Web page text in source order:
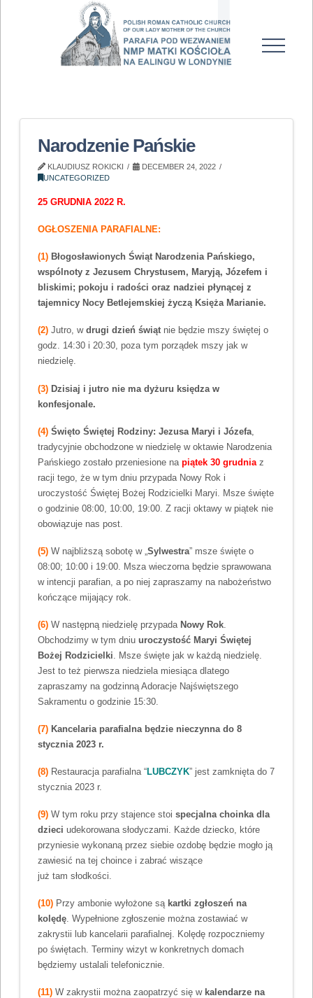
Narodzenie Pańskie
KLAUDIUSZ ROKICKI
DECEMBER 24, 2022
UNCATEGORIZED
25 GRUDNIA 2022 R.
OGŁOSZENIA PARAFIALNE:
(1) Błogosławionych Świąt Narodzenia Pańskiego,
wspólnoty z Jezusem Chrystusem, Maryją, Józefem i
bliskimi; pokoju i radości oraz nadziei płynącej z
tajemnicy Nocy Betlejemskiej życzą Księża Marianie.
(2) Jutro, w drugi dzień świątnie będzie mszy świętej o
godz. 14:30 i 20:30, poza tym porządek mszy jak w
niedzielę.
(3)Dzisiaj i jutro nie ma dyżuru księdza w
konfesjonale.
(4)Święto Świętej Rodziny: Jezusa Maryi i Józefa,
tradycyjnie obchodzone w niedzielę w oktawie Narodzenia
Pańskiego zostało przeniesione na piątek 30 grudniaz
racji tego, że w tym dniu przypada Nowy Rok i
uroczystość Świętej Bożej Rodzicielki Maryi. Msze święte
o godzinie 08:00, 10:00, 19:00. Z racji oktawy w piątek nie
obowiązuje nas post.
(5) W najbliższą sobotę w „ Sylwestra” msze święte o
08:00; 10:00 i 19:00. Msza wieczorna będzie sprawowana
w intencji parafian, a po niej zapraszamy na nabożeństwo
kończące mijający rok.
(6) W następną niedzielę przypada Nowy Rok.
Obchodzimy w tym dniu uroczystość Maryi Świętej
Bożej Rodzicielki . Msze święte jak w każdą niedzielę.
Jest to też pierwsza niedziela miesiąca dlatego
zapraszamy na godzinną Adoracje Najświętszego
Sakramentu o godzinie 15:30.
(7)Kancelaria parafialna będzie nieczynna do 8
stycznia 2023 r.
(8) Restauracja parafialna “LUBCZYK” jest zamknięta do 7
stycznia 2023 r.
(9)W tym roku przy stajence stoi specjalna choinka dla
dzieci udekorowana słodyczami. Każde dziecko, które
przyniesie wykonaną przez siebie ozdobę będzie mogło ją
zawiesić na tej choince i zabrać wiszące
już tam słodkości.
(10)Przy ambonie wyłożone są kartki zgłoszeń na
kolędę. Wypełnione zgłoszenie można zostawiać w
zakrystii lub kancelarii parafialnej. Kolędę rozpoczniemy
po świętach. Terminy wizyt w konkretnych domach
będziemy ustalali telefonicznie.
(11) W zakrystii można zaopatrzyć się w kalendarze na